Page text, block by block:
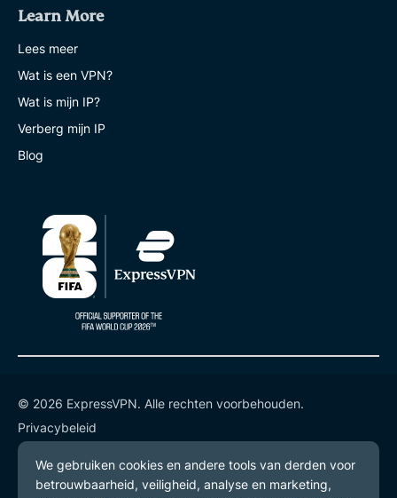
Learn More
Lees meer
Wat is een VPN?
Wat is mijn IP?
Verberg mijn IP
Blog
© 2026 ExpressVPN. Alle rechten voorbehouden.
Privacybeleid
Gebruiksvoorwaarden
Cookievoorkeuren